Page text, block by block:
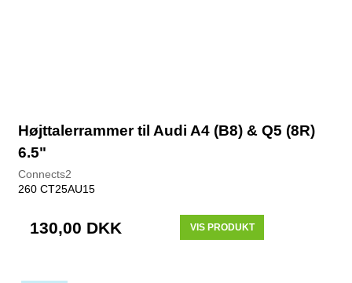
Højttalerrammer til Audi A4 (B8) & Q5 (8R)
6.5"
Connects2
260 CT25AU15
130,00 DKK VIS PRODUKT